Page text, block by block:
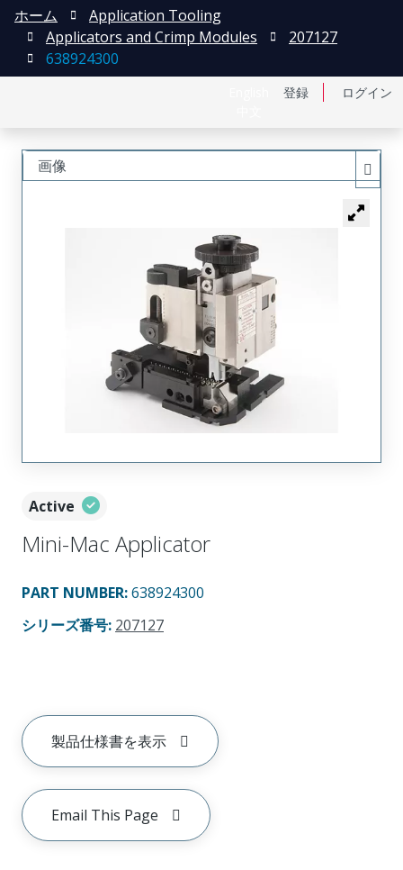
登録 ログイン
ホーム
Application Tooling
Applicators and Crimp Modules
207127
638924300
Active
Mini-Mac Applicator
PART NUMBER:638924300
シリーズ番号: 207127
製品仕様書を表示
Email This Page
画像